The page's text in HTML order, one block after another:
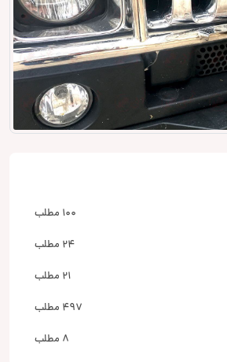
100 مطلب
24 مطلب
21 مطلب
497 مطلب
8 مطلب